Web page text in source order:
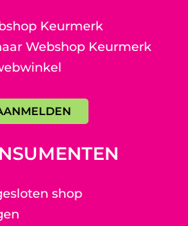
Keurmerk
Webshop Keurmerk
shop